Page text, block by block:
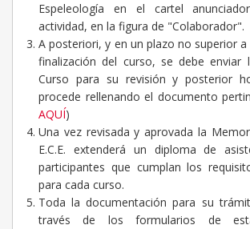
Espeleología en el cartel
actividad, en la figura de "Colaborador".
A posteriori, y en un plazo no superior
finalización del curso, se debe enviar
Curso para su revisión y posterior
procede rellenando el documento
AQUÍ)
Una vez revisada y aprovada la
E.C.E. extenderá un diploma de
participantes que cumplan los
para cada curso.
Toda la documentación para su
través de los formularios de